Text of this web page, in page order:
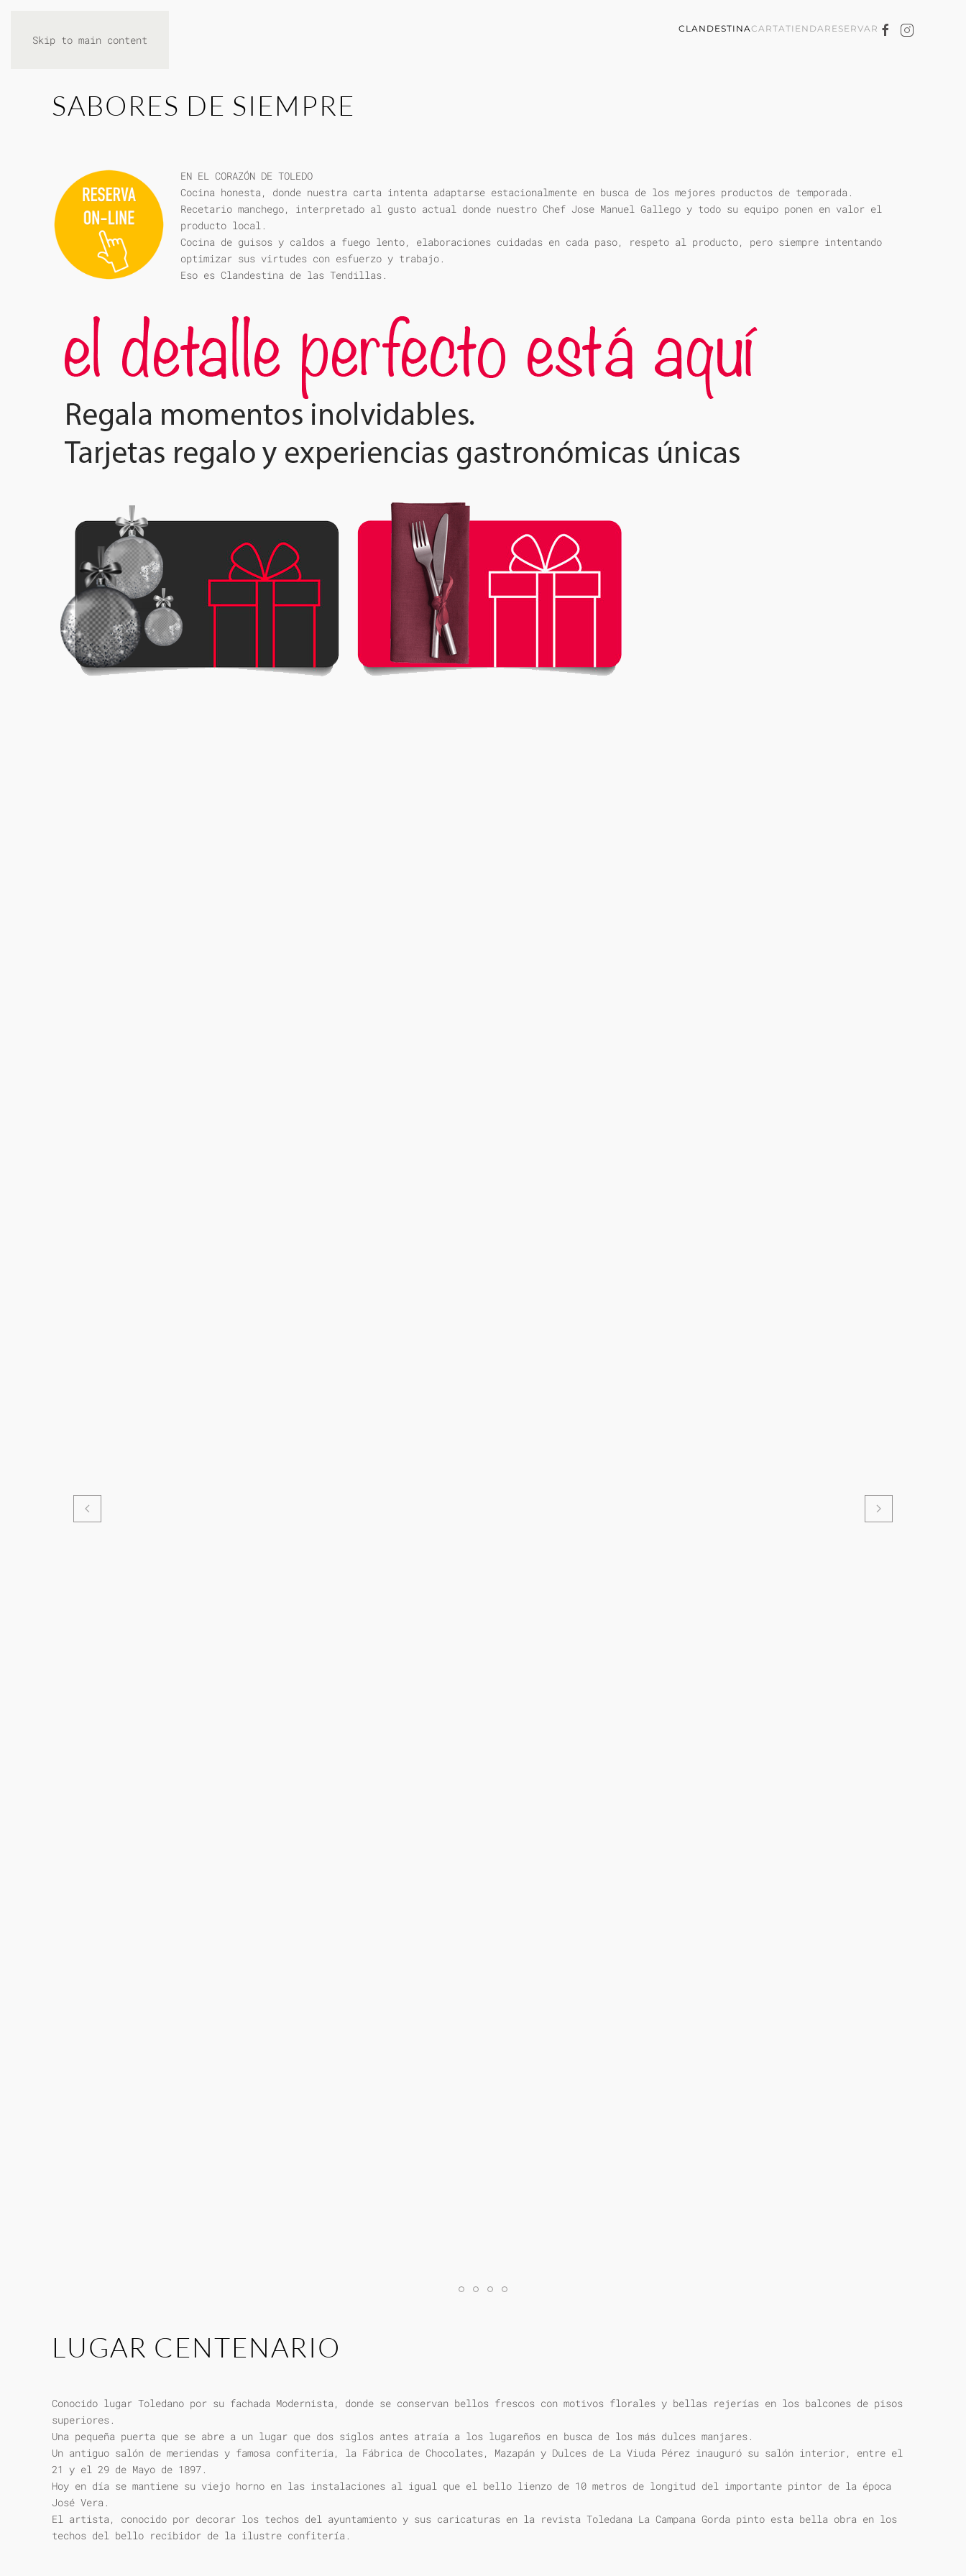
Skip to main content
CLANDESTINACARTATIENDARESERVAR
SABORES DE SIEMPRE
EN EL CORAZÓN DE TOLEDO
Cocina honesta, donde nuestra carta intenta adaptarse estacionalmente en busca de los mejores productos de temporada.
Recetario manchego, interpretado al gusto actual donde nuestro Chef Jose Manuel Gallego y todo su equipo ponen en valor el
producto local.
Cocina de guisos y caldos a fuego lento, elaboraciones cuidadas en cada paso, respeto al producto, pero siempre intentando
optimizar sus virtudes con esfuerzo y trabajo.
Eso es Clandestina de las Tendillas.
LUGAR CENTENARIO
Conocido lugar Toledano por su fachada Modernista, donde se conservan bellos frescos con motivos florales y bellas rejerías en los balcones de pisos
superiores.
Una pequeña puerta que se abre a un lugar que dos siglos antes atraía a los lugareños en busca de los más dulces manjares.
Un antiguo salón de meriendas y famosa confitería, la Fábrica de Chocolates, Mazapán y Dulces de La Viuda Pérez inauguró su salón interior, entre el
21 y el 29 de Mayo de 1897.
Hoy en día se mantiene su viejo horno en las instalaciones al igual que el bello lienzo de 10 metros de longitud del importante pintor de la época
José Vera.
El artista, conocido por decorar los techos del ayuntamiento y sus caricaturas en la revista Toledana La Campana Gorda pinto esta bella obra en los
techos del bello recibidor de la ilustre confitería.